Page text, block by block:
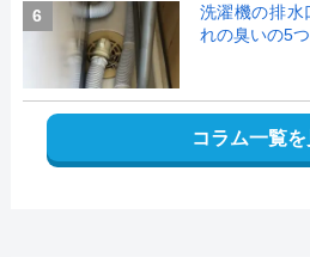
6
洗濯機の排水
れの臭いの5
コラム一覧を